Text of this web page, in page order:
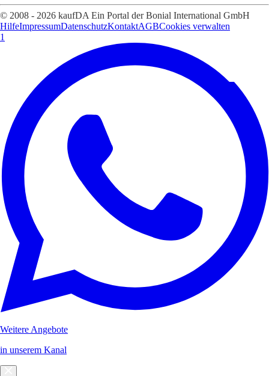
© 2008 - 2026 kaufDA Ein Portal der Bonial International GmbH
HilfeImpressumDatenschutzKontaktAGBCookies verwalten
1
Weitere Angebote
in unserem Kanal